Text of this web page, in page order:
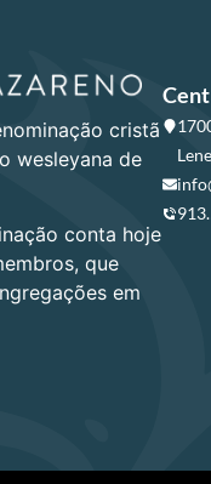
cristã
wesleyana de
conta hoje
que
em